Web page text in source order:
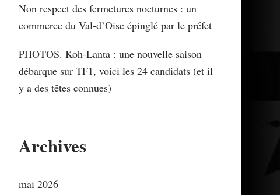
Non respect des fermetures nocturnes : un
commerce du Val-d’Oise épinglé par le préfet
PHOTOS. Koh-Lanta : une nouvelle saison
débarque sur TF1, voici les 24 candidats (et il
y a des têtes connues)
Archives
mai 2026